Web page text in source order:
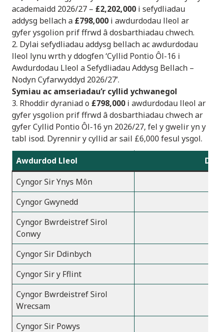
academaidd 2026/27 – £2,202,000 i sefydliadau
addysg bellach a £798,000 i awdurdodau lleol ar
gyfer ysgolion prif ffrwd â dosbarthiadau chwech.
2. Dylai sefydliadau addysg bellach ac awdurdodau
lleol lynu wrth y ddogfen ‘Cyllid Pontio Ôl-16 i
Awdurdodau Lleol a Sefydliadau Addysg Bellach –
Nodyn Cyfarwyddyd 2026/27’.
Symiau ac amseriadau’r cyllid ychwanegol
3. Rhoddir dyraniad o £798,000 i awdurdodau lleol ar
gyfer ysgolion prif ffrwd â dosbarthiadau chwech ar
gyfer Cyllid Pontio Ôl-16 yn 2026/27, fel y gwelir yn y
tabl isod. Dyrennir y cyllid ar sail £6,000 fesul ysgol.
Awdurdod Lleol
Cyngor Sir Ynys Môn
Cyngor Gwynedd
Cyngor Bwrdeistref Sirol
Conwy
Cyngor Sir Ddinbych
Cyngor Sir y Fflint
Cyngor Bwrdeistref Sirol
Wrecsam
Cyngor Sir Powys